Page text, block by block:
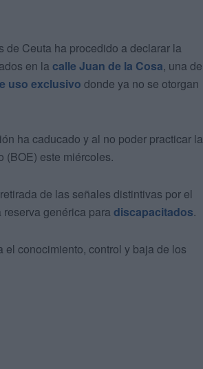
Ceuta ha procedido a declarar la
en la calle Juan de la Cosa, una de
uso exclusivo donde ya no se otorgan
ha caducado y al no poder practicar la
(BOE) este miércoles.
de las señales distintivas por el
genérica para discapacitados.
conocimiento, control y baja de los